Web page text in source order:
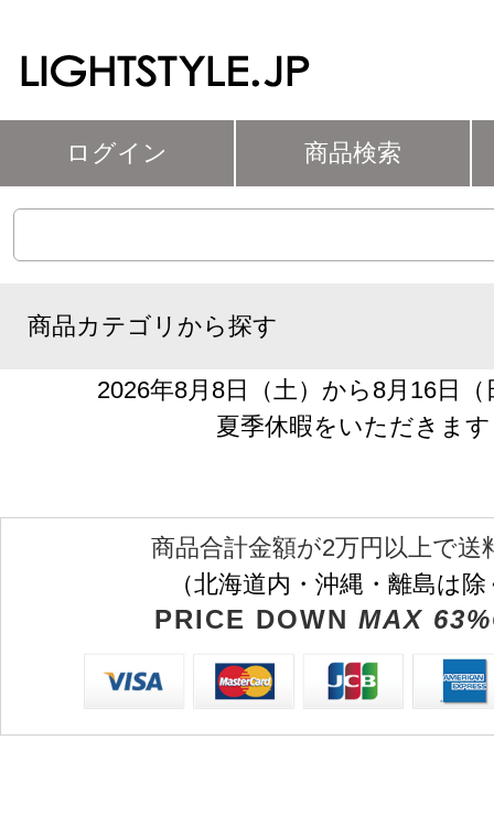
ログイン 商品検索
商品カテゴリから探す
2026年8月8日（土）から8月16日
夏季休暇をいただきます
商品合計金額が2万円以上で送
（北海道内・沖縄・離島は
PRICE DOWN MAX